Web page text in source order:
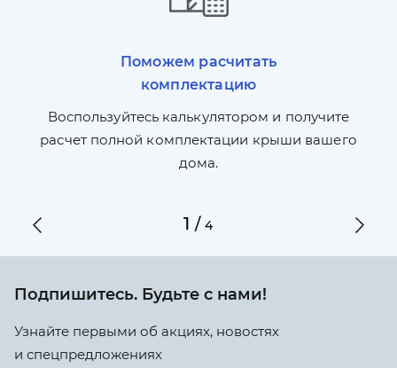
Поможем расчитать
комплектацию
Воспользуйтесь калькулятором и получите
расчет полной комплектации крыши вашего
дома.
1 /4
Подпишитесь. Будьте с нами!
Узнайте первыми об акциях, новостях
и спецпредложениях